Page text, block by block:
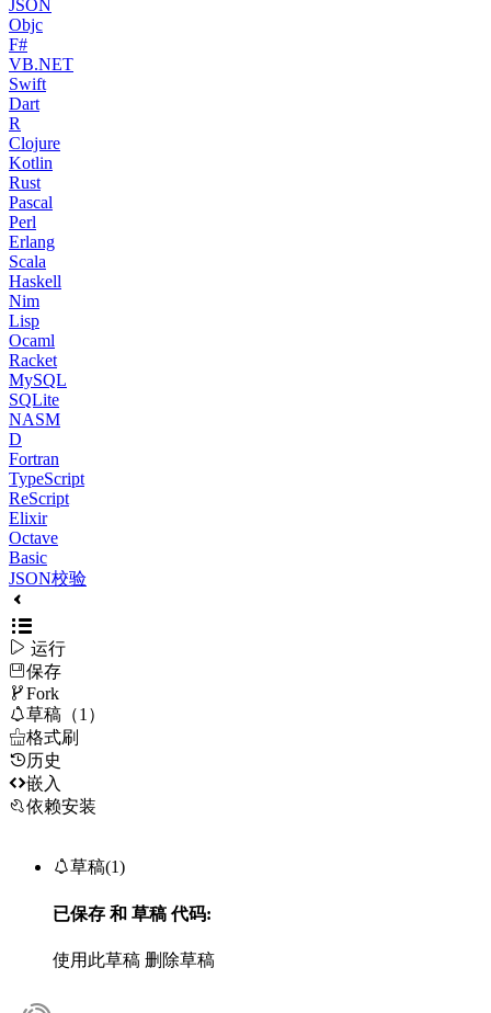
JSON
Objc
F#
VB.NET
Swift
Dart
R
Clojure
Kotlin
Rust
Pascal
Perl
Erlang
Scala
Haskell
Nim
Lisp
Ocaml
Racket
MySQL
SQLite
NASM
D
Fortran
TypeScript
ReScript
Elixir
Octave
Basic
JSON校验
 运行
保存
Fork
草稿（1）
格式刷
历史
嵌入
依赖安装
草稿(1)
已保存 和 草稿代码:
使用此草稿 删除草稿